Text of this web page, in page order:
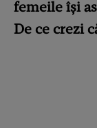
femeile își
De ce crezi